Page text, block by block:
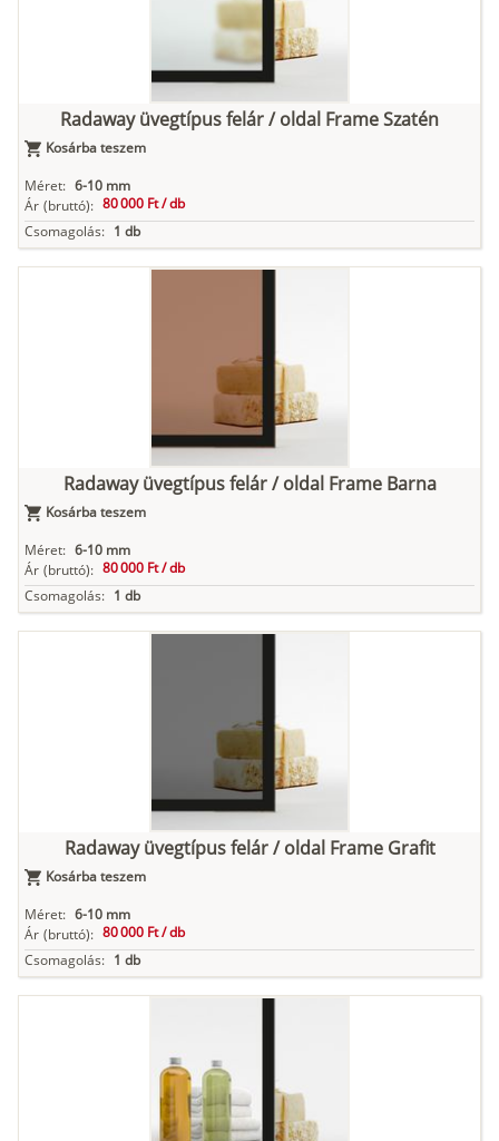
Radaway üvegtípus felár / oldal Frame Szatén
Kosárba teszem
Méret: 6-10 mm
Ár (bruttó): 80 000 Ft /db
Csomagolás: 1 db
Radaway üvegtípus felár / oldal Frame Barna
Kosárba teszem
Méret: 6-10 mm
Ár (bruttó): 80 000 Ft /db
Csomagolás: 1 db
Radaway üvegtípus felár / oldal Frame Grafit
Kosárba teszem
Méret: 6-10 mm
Ár (bruttó): 80 000 Ft /db
Csomagolás: 1 db